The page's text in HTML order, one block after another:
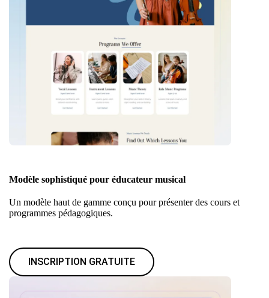
Modèle sophistiqué pour éducateur musical
Un modèle haut de gamme conçu pour présenter des cours et
programmes pédagogiques.
INSCRIPTION GRATUITE